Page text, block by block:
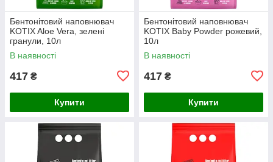
Бентонітовий наповнювач
KOTIX Aloe Vera, зелені
гранули, 10л
В наявності
417 ₴
Купити
Бентонітовий наповнювач
KOTIX Baby Powder рожевий,
10л
В наявності
417 ₴
Купити